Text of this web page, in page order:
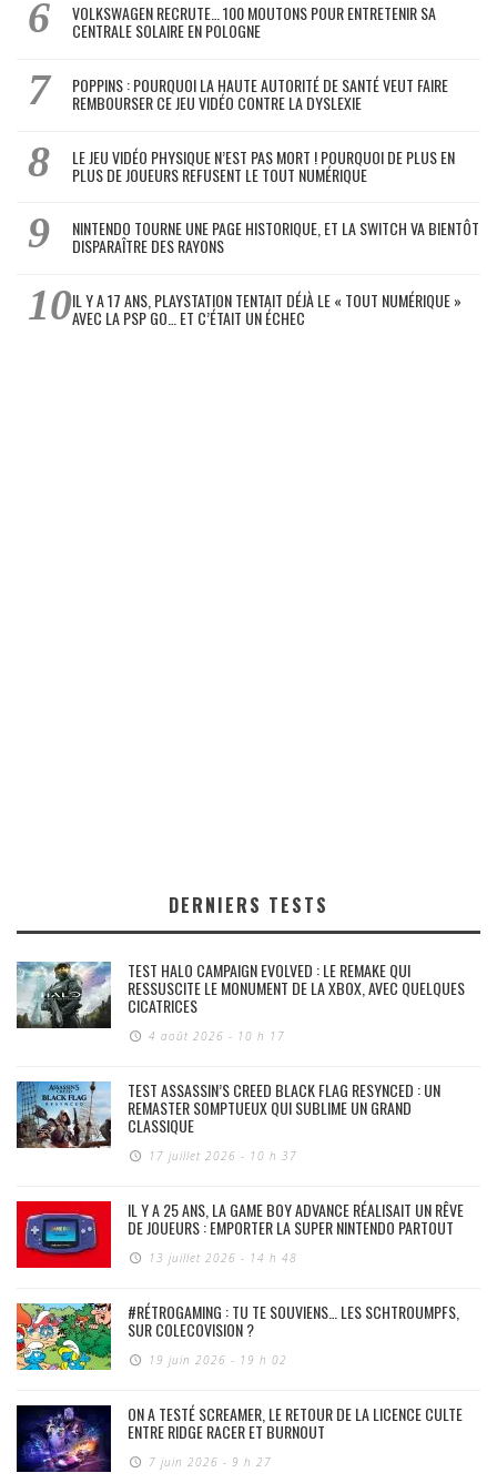
VOLKSWAGEN RECRUTE… 100 MOUTONS POUR ENTRETENIR SA
CENTRALE SOLAIRE EN POLOGNE
POPPINS : POURQUOI LA HAUTE AUTORITÉ DE SANTÉ VEUT FAIRE
REMBOURSER CE JEU VIDÉO CONTRE LA DYSLEXIE
LE JEU VIDÉO PHYSIQUE N’EST PAS MORT ! POURQUOI DE PLUS EN
PLUS DE JOUEURS REFUSENT LE TOUT NUMÉRIQUE
NINTENDO TOURNE UNE PAGE HISTORIQUE, ET LA SWITCH VA BIENTÔT
DISPARAÎTRE DES RAYONS
IL Y A 17 ANS, PLAYSTATION TENTAIT DÉJÀ LE « TOUT NUMÉRIQUE »
AVEC LA PSP GO… ET C’ÉTAIT UN ÉCHEC
DERNIERS TESTS
TEST HALO CAMPAIGN EVOLVED : LE REMAKE QUI
RESSUSCITE LE MONUMENT DE LA XBOX, AVEC QUELQUES
CICATRICES
4 août 2026 - 10 h 17
TEST ASSASSIN’S CREED BLACK FLAG RESYNCED : UN
REMASTER SOMPTUEUX QUI SUBLIME UN GRAND
CLASSIQUE
17 juillet 2026 - 10 h 37
IL Y A 25 ANS, LA GAME BOY ADVANCE RÉALISAIT UN RÊVE
DE JOUEURS : EMPORTER LA SUPER NINTENDO PARTOUT
13 juillet 2026 - 14 h 48
#RÉTROGAMING : TU TE SOUVIENS… LES SCHTROUMPFS,
SUR COLECOVISION ?
19 juin 2026 - 19 h 02
ON A TESTÉ SCREAMER, LE RETOUR DE LA LICENCE CULTE
ENTRE RIDGE RACER ET BURNOUT
7 juin 2026 - 9 h 27